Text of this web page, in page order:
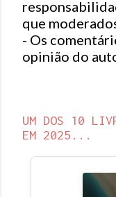
e
n
t
á
que
- Os
opinião do
UM DOS 10
EM 2025...